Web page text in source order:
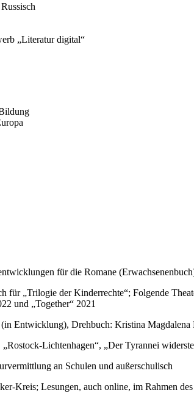
„Literatur digital“
für die Romane
„Trilogie der Kinderrechte“; Folgende
und „Together“ 2021
Entwicklung), Drehbuch: Kristina
Lichtenhagen“, „Der Tyrannei
an Schulen und außerschulisch
Kreis; Lesungen, auch online, im Rahmen